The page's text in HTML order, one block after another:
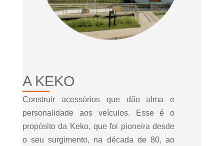
A KEKO
Construir acessórios que dão alma e
personalidade aos veículos. Esse é o
propósito da Keko, que foi pioneira desde
o seu surgimento, na década de 80, ao